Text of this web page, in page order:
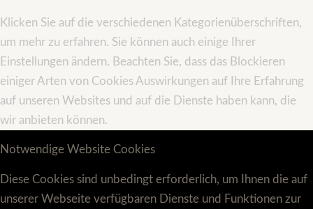
Klicken Sie auf die verschiedenen Kategorienüberschriften,
um mehr zu erfahren. Sie können auch einige Ihrer
Einstellungen ändern. Beachten Sie, dass das Blockieren
einiger Arten von Cookies Auswirkungen auf Ihre Erfahrung
auf unseren Websites und auf die Dienste haben kann, die
wir anbieten können.
Notwendige Website Cookies
Diese Cookies sind unbedingt erforderlich, um Ihnen die auf
unserer Webseite verfügbaren Dienste und Funktionen zur